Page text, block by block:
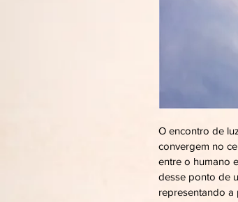
O encontro de
convergem no
entre o humano
desse ponto de
representando a